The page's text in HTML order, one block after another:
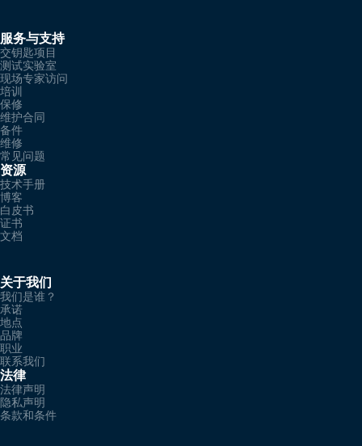
服务与支持
交钥匙项目
测试实验室
现场专家访问
培训
保修
维护合同
备件
维修
常见问题
资源
技术手册
博客
白皮书
证书
文档
关于我们
我们是谁？
承诺
地点
品牌
职业
联系我们
法律
法律声明
隐私声明
条款和条件